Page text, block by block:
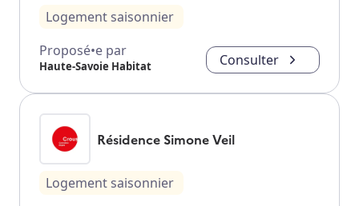
Logement saisonnier
Proposé•e par
Haute-Savoie Habitat Consulter
Résidence Simone Veil
Logement saisonnier